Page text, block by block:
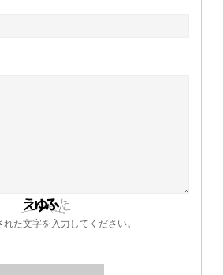
た文字を入力してください。